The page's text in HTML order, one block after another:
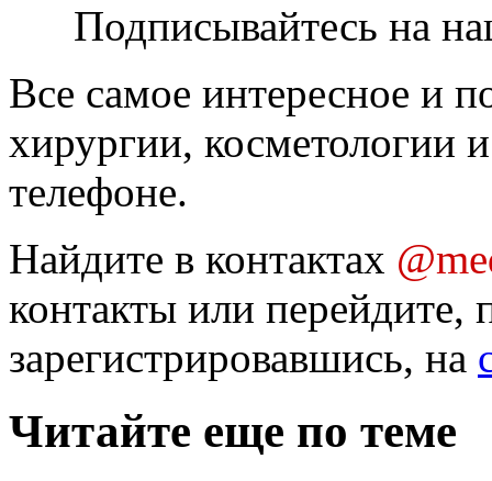
Подписывайтесь на
Все самое интересное и
хирургии, косметологии
телефоне.
Найдите в контактах
контакты или перейдите,
зарегистрировавшись, на
Читайте еще по теме